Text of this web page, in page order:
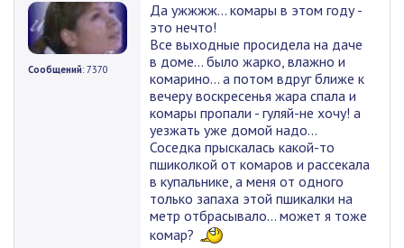
Сообщений: 7370
Да ужжжж... комары в этом году -
это нечто!
Все выходные просидела на даче
в доме... было жарко, влажно и
комарино... а потом вдруг ближе к
вечеру воскресенья жара спала и
комары пропали - гуляй-не хочу! а
уезжать уже домой надо...
Соседка прыскалась какой-то
пшиколкой от комаров и рассекала
в купальнике, а меня от одного
только запаха этой пшикалки на
метр отбрасывало... может я тоже
комар?